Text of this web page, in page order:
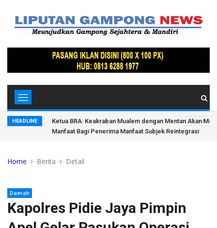
HEADLINE
di
Ketua BRA: Keakraban Mualem dengan Mentan Akan
Manfaat Bagi Penerima Manfaat Subjek Reintegrasi
Home Berita Detail
Daerah
Kapolres Pidie Jaya Pimpin